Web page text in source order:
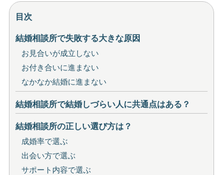
目次
結婚相談所で失敗する大きな原因
お見合いが成立しない
お付き合いに進まない
なかなか結婚に進まない
結婚相談所で結婚しづらい人に共通点はある？
結婚相談所の正しい選び方は？
成婚率で選ぶ
出会い方で選ぶ
サポート内容で選ぶ